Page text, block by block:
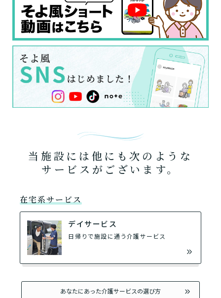
当施設には他にも次のような
サービスがございます。
在宅系サービス
デイサービス
日帰りで施設に通う介護サービス
あなたにあった介護サービスの選び方